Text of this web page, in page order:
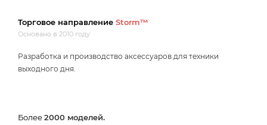
Торговое направление Storm™
Основано в 2010 году
Разработка и производство аксессуаров для техники
выходного дня.
Более2000 моделей.